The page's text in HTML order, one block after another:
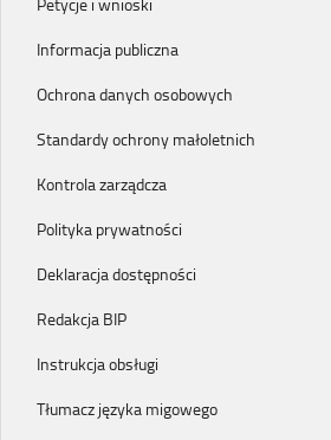
Informacja publiczna
Ochrona danych osobowych
Standardy ochrony małoletnich
Kontrola zarządcza
Polityka prywatności
Deklaracja dostępności
Redakcja BIP
Instrukcja obsługi
Tłumacz języka migowego